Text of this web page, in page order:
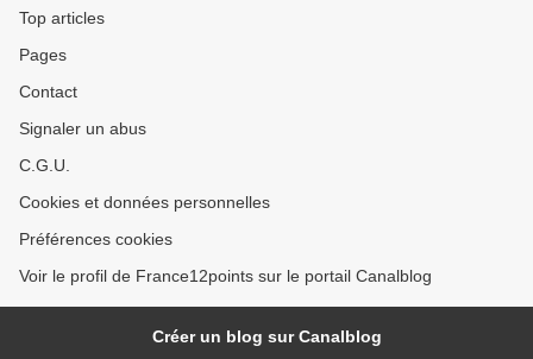
Top articles
Pages
Contact
Signaler un abus
C.G.U.
Cookies et données personnelles
Préférences cookies
Voir le profil de France12points sur le portail Canalblog
Créer un blog sur Canalblog